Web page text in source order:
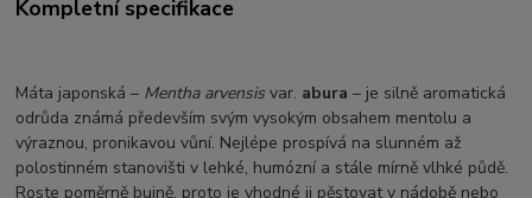
Kompletní specifikace
Máta japonská – Mentha arvensis var. abura – je silně aromatická
odrůda známá především svým vysokým obsahem mentolu a
výraznou, pronikavou vůní. Nejlépe prospívá na slunném až
polostinném stanovišti v lehké, humózní a stále mírně vlhké půdě.
Roste poměrně bujně, proto je vhodné ji pěstovat v nádobě nebo